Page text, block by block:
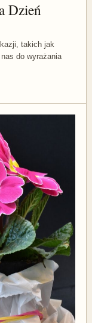
Dzień
takich jak
do wyrażania